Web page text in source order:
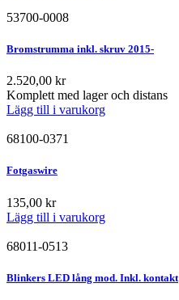
53700-0008
Bromstrumma inkl. skruv 2015-
2.520,00 kr
Komplett med lager och distans
Lägg till i varukorg
68100-0371
Fotgaswire
135,00 kr
Lägg till i varukorg
68011-0513
Blinkers LED lång mod. Inkl. kontakt